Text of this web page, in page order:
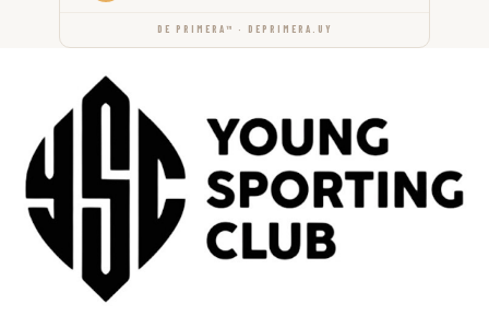
DE PRIMERA™ · DEPRIMERA.UY